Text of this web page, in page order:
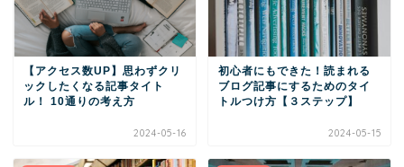
【アクセス数UP】思わずクリ
ックしたくなる記事タイト
ル！ 10通りの考え方
2024-05-16
初心者にもできた！読まれる
ブログ記事にするためのタイ
トルつけ方【３ステップ】
2024-05-15